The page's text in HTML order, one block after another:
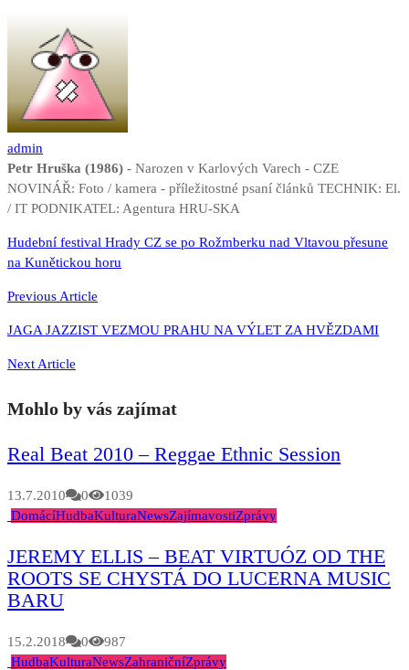
admin
Petr Hruška (1986) - Narozen v Karlových Varech - CZE
NOVINÁŘ: Foto / kamera - příležitostné psaní článků TECHNIK: El.
/ IT PODNIKATEL: Agentura HRU-SKA
Navigace
pro
příspěvek
Hudební festival Hrady CZ se po Rožmberku nad Vltavou přesune
na Kunětickou horu
Previous Article
JAGA JAZZIST VEZMOU PRAHU NA VÝLET ZA HVĚZDAMI
Next Article
Mohlo by vás zajímat
Real Beat 2010 – Reggae Ethnic Session
13.7.2010 0
1039
DomácíHudbaKulturaNewsZajímavostiZprávy
JEREMY ELLIS – BEAT VIRTUÓZ OD THE
ROOTS SE CHYSTÁ DO LUCERNA MUSIC
BARU
15.2.2018 0
987
HudbaKulturaNewsZahraničníZprávy